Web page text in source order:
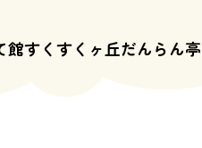
館すくすくヶ丘だんらん亭